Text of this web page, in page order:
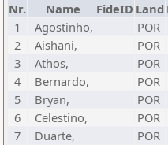
Nr. Name FideID Land
1
Agostinho, POR
2
Aishani, POR
3
Athos, POR
4
Bernardo, POR
5
Bryan, POR
6
Celestino, POR
7
Duarte, POR